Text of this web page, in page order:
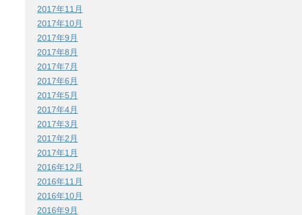
2017年11月
2017年10月
2017年9月
2017年8月
2017年7月
2017年6月
2017年5月
2017年4月
2017年3月
2017年2月
2017年1月
2016年12月
2016年11月
2016年10月
2016年9月